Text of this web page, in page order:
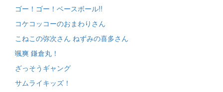
ゴー！ゴー！ベースボール!!
コケコッコーのおまわりさん
こねこの弥次さん ねずみの喜多さん
颯爽 鎌倉丸！
ざっそうギャング
サムライキッズ！